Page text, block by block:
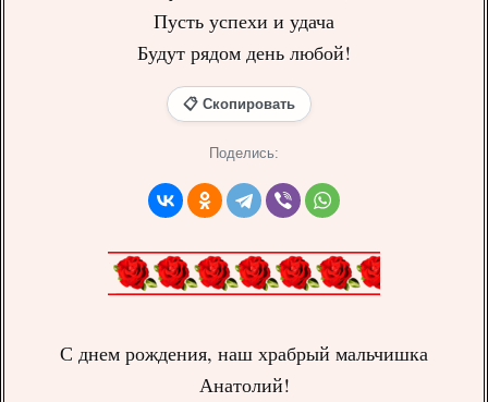
Пусть успехи и удача
Будут рядом день любой!
📋 Скопировать
Поделись:
С днем рождения, наш храбрый мальчишка
Анатолий!